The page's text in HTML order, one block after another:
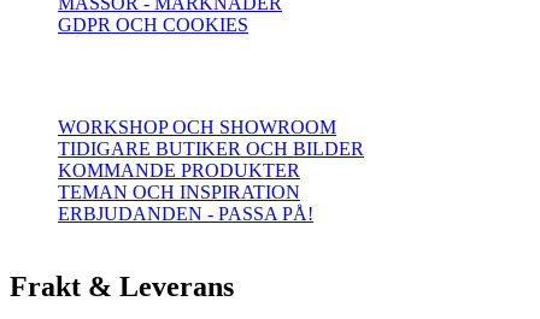
GDPR OCH COOKIES
WORKSHOP OCH SHOWROOM
TIDIGARE BUTIKER OCH BILDER
KOMMANDE PRODUKTER
TEMAN OCH INSPIRATION
ERBJUDANDEN - PASSA PÅ!
Frakt & Leverans